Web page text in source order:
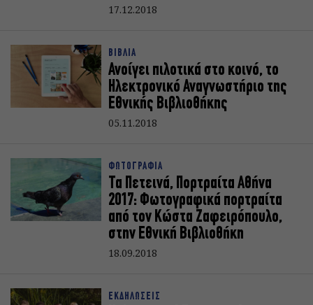
17.12.2018
ΒΙΒΛΙΑ
Ανοίγει πιλοτικά στο κοινό, το
Ηλεκτρονικό Αναγνωστήριο της
Εθνικής Βιβλιοθήκης
05.11.2018
ΦΩΤΟΓΡΑΦΙΑ
Τα Πετεινά, Πορτραίτα Αθήνα
2017: Φωτογραφικά πορτραίτα
από τον Κώστα Ζαφειρόπουλο,
στην Εθνική Βιβλιοθήκη
18.09.2018
ΕΚΔΗΛΩΣΕΙΣ